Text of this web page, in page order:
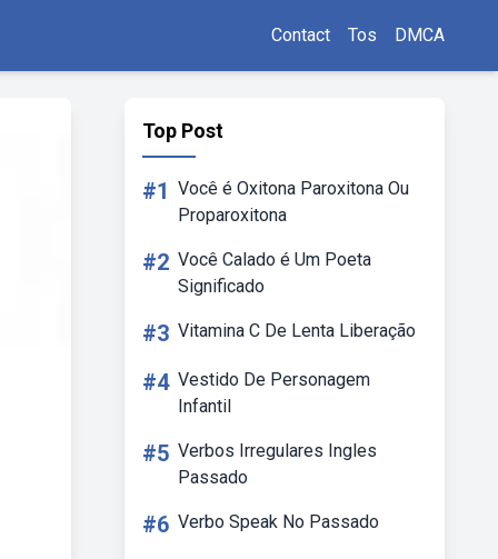
Contact Tos DMCA
Top Post
#1 Você é Oxitona Paroxitona Ou
Proparoxitona
#2 Você Calado é Um Poeta
Significado
#3 Vitamina C De Lenta Liberação
#4 Vestido De Personagem
Infantil
#5 Verbos Irregulares Ingles
Passado
#6 Verbo Speak No Passado